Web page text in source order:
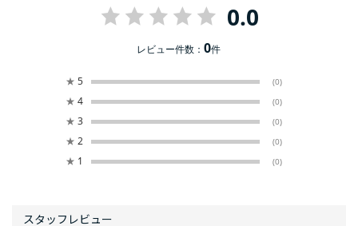
0.0
レビュー件数：0件
★ 5 (0)
★ 4 (0)
★ 3 (0)
★ 2 (0)
★ 1 (0)